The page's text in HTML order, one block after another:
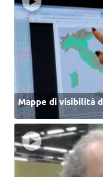
Mappe di visibilità